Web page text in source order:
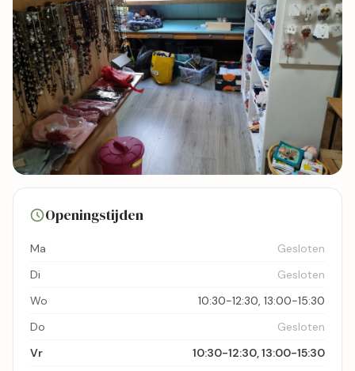
Bekijk kaart
Openingstijden
Ma
Gesloten
Di
Gesloten
Wo
10:30-12:30, 13:00-15:30
Do
Gesloten
Vr
10:30-12:30, 13:00-15:30